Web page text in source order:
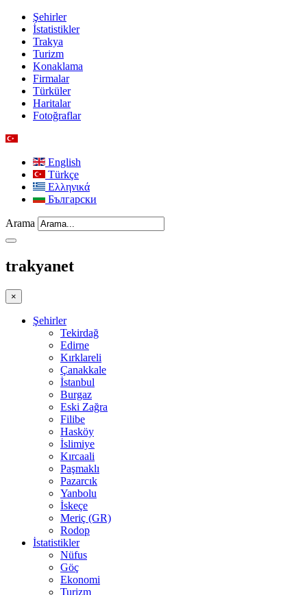
Şehirler
İstatistikler
Trakya
Turizm
Konaklama
Firmalar
Türküler
Haritalar
Fotoğraflar
English
Türkçe
Ελληνικά
Български
Arama
trakyanet
×
Şehirler
Tekirdağ
Edirne
Kırklareli
Çanakkale
İstanbul
Burgaz
Eski Zağra
Filibe
Hasköy
İslimiye
Kırcaali
Paşmaklı
Pazarcık
Yanbolu
İskeçe
Meriç (GR)
Rodop
İstatistikler
Nüfus
Göç
Ekonomi
Turizm